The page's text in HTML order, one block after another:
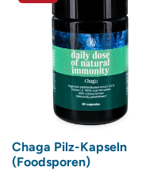
Chaga Pilz-Kapseln
(Foodsporen)